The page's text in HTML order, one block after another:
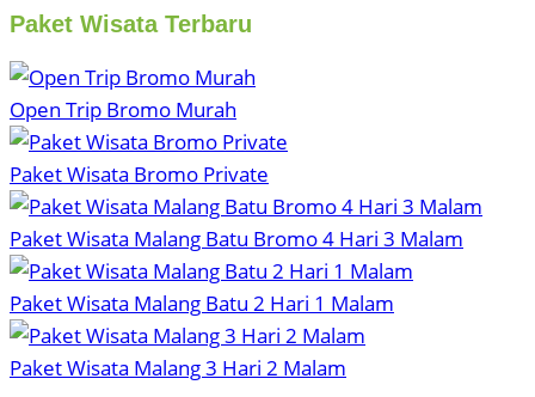
Paket Wisata Terbaru
Open Trip Bromo Murah
Paket Wisata Bromo Private
Paket Wisata Malang Batu Bromo 4 Hari 3 Malam
Paket Wisata Malang Batu 2 Hari 1 Malam
Paket Wisata Malang 3 Hari 2 Malam